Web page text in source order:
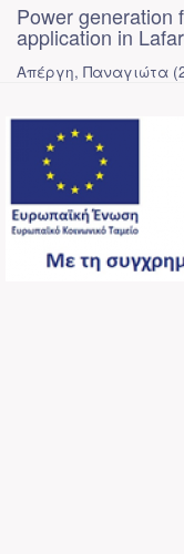
Power generation
application in
Απέργη, Παναγιώτα (